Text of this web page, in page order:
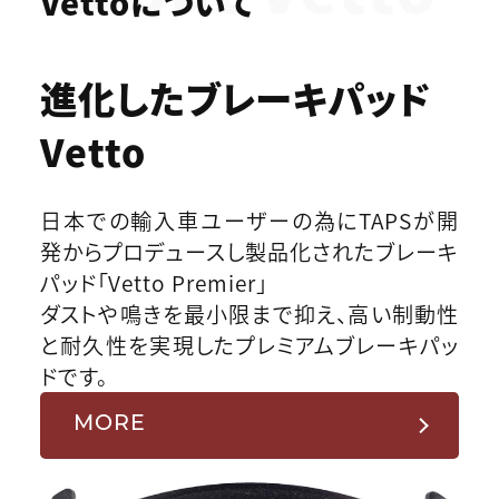
進化したブレーキパッド
Vetto
日本での輸入車ユーザーの為にTAPSが開
発からプロデュースし製品化されたブレーキ
パッド「Vetto Premier」
ダストや鳴きを最小限まで抑え、高い制動性
と耐久性を実現したプレミアムブレーキパッ
ドです。
MORE